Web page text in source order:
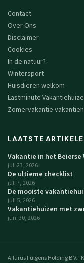
Contact
Over Ons
Disclaimer
Cookies
In de natuur?
Wintersport
Huisdieren welkom
Lastminute
Zomervakantie
LAATSTE
Vakantie in het Beierse
juli 23, 2026
De ultieme checklist
juli 7, 2026
De mooiste
juli 5, 2026
Vakantiehuizen met
juni 30, 2026
Ailurus Fulgens Holding B.V. ·